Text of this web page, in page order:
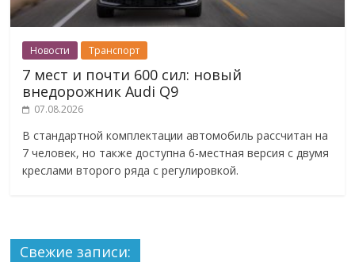
Новости Транспорт
7 мест и почти 600 сил: новый
внедорожник Audi Q9
07.08.2026
В стандартной комплектации автомобиль рассчитан на
7 человек, но также доступна 6-местная версия с двумя
креслами второго ряда с регулировкой.
Свежие записи: